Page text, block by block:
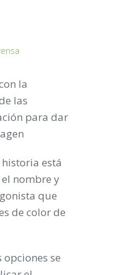
la
las
para dar
está
nombre y
que
de color de
se